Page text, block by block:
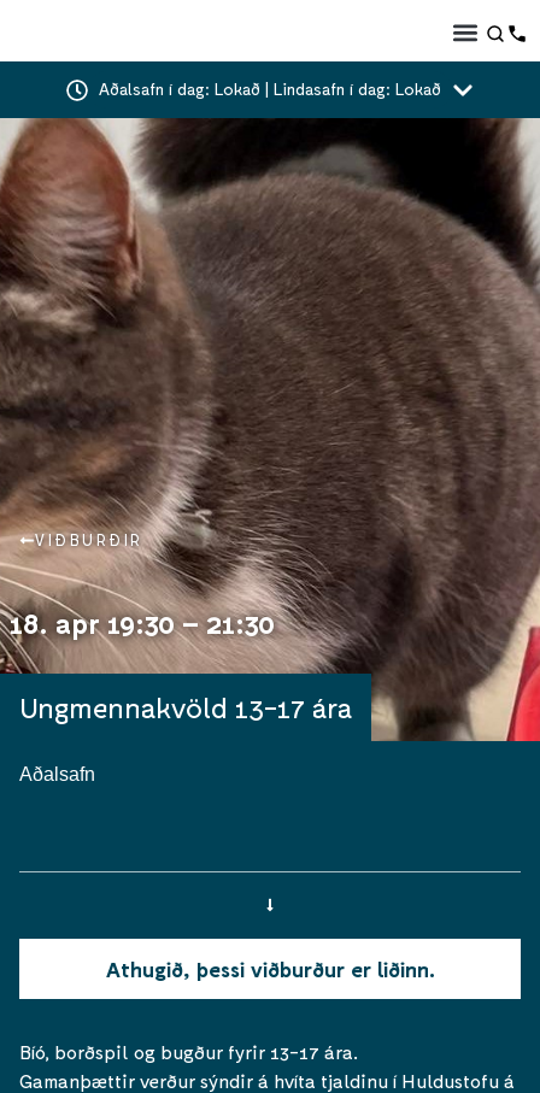
Aðalsafn í dag: Lokað | Lindasafn í dag: Lokað
VIÐBURÐIR
18. apr 19:30 – 21:30
Ungmennakvöld 13-17 ára
Aðalsafn
Athugið, þessi viðburður er liðinn.
Bíó, borðspil og bugður fyrir 13-17 ára.
Gamanþættir verður sýndir á hvíta tjaldinu í Huldustofu á